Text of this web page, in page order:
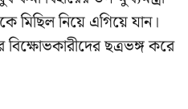
মিছিল নিয়ে এগিয়ে যান।
ছত্রভঙ্গ করে